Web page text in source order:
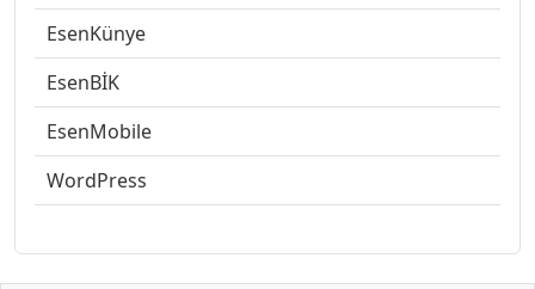
EsenKünye
EsenBİK
EsenMobile
WordPress